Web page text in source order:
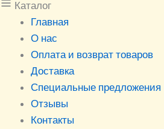
Каталог
Главная
О нас
Оплата и возврат товаров
Доставка
Специальные предложения
Отзывы
Контакты